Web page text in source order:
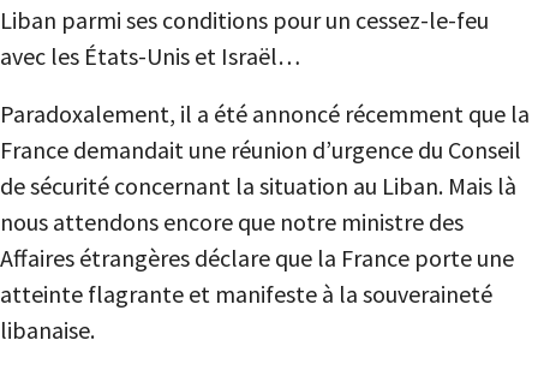
Liban parmi ses conditions pour un cessez-le-feu
avec les États-Unis et Israël…
Paradoxalement, il a été annoncé récemment que la
France demandait une réunion d’urgence du Conseil
de sécurité concernant la situation au Liban. Mais là
nous attendons encore que notre ministre des
Affaires étrangères déclare que la France porte une
atteinte flagrante et manifeste à la souveraineté
libanaise.